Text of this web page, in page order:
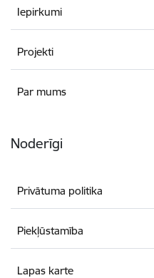
Iepirkumi
Projekti
Par mums
Noderīgi
Privātuma politika
Piekļūstamība
Lapas karte